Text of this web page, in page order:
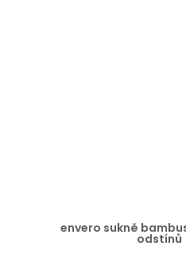
envero sukně
odstínů